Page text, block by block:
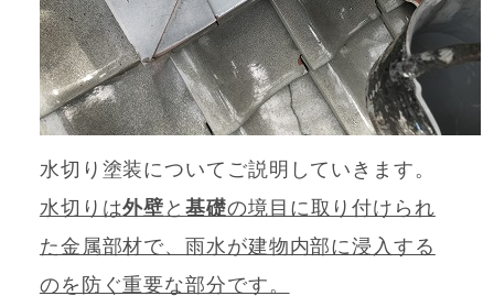
水切り塗装についてご説明していきます。
水切りは外壁 と基礎の境目に取り付けられ
た金属部材で、雨水が建物内部に浸入する
のを防ぐ重要な部分です。